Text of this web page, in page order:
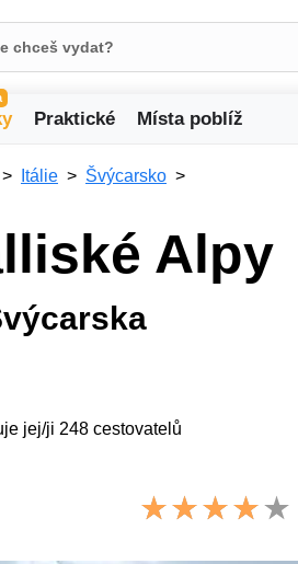
Praktické Místa poblíž
Itálie Švýcarsko
Alpy
jej/ji 248 cestovatelů